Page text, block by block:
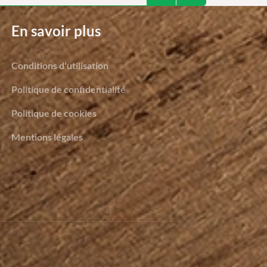
En savoir plus
Conditions d'utilisation
Politique de confidentialité
Politique de cookies
Mentions légales